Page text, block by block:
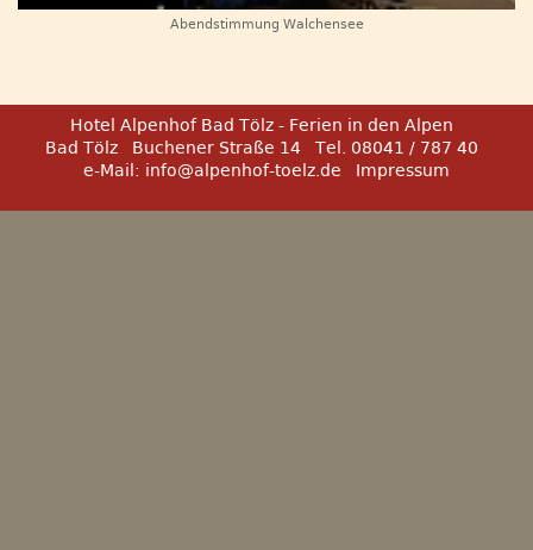
Abendstimmung Walchensee
Hotel Alpenhof Bad Tölz - Ferien in den Alpen
Bad Tölz
Buchener Straße 14
Tel. 08041 / 787 40
e-Mail: info@alpenhof-toelz.de Impressum